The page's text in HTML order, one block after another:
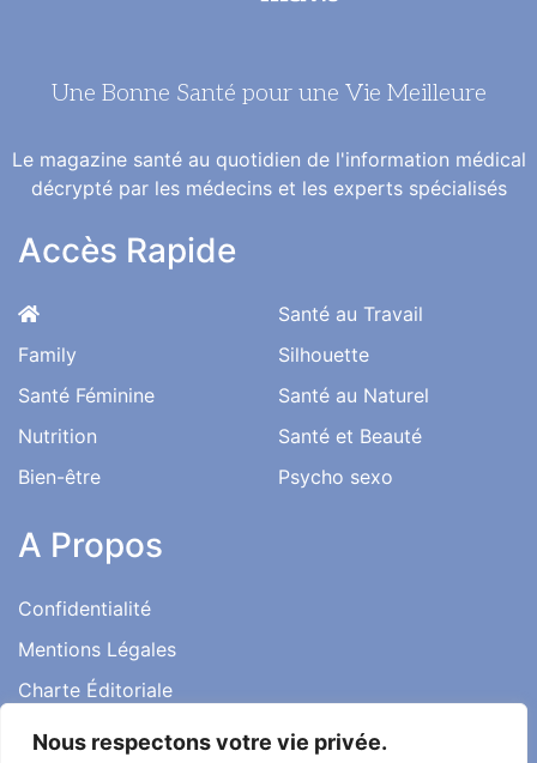
Nous respectons votre vie privée.
Une Bonne Santé pour une Vie Meilleure
Le magazine santé au quotidien de l'information médical
décrypté par les médecins et les experts spécialisés
Accès Rapide
Family
Santé Féminine
Nutrition
Bien-être
Santé au Travail
Silhouette
Santé au Naturel
Santé et Beauté
Psycho sexo
A Propos
Confidentialité
Mentions Légales
Charte Éditoriale
Conditions d’utilisation